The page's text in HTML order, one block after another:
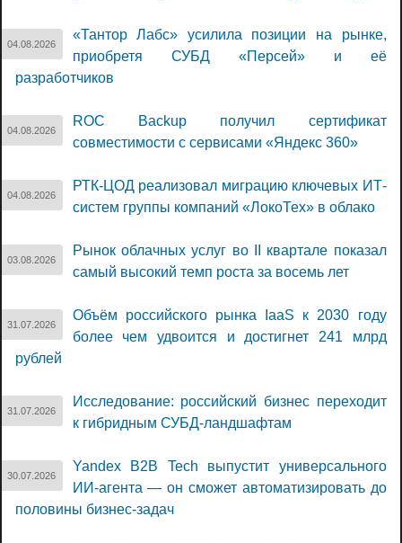
04.08.2026
«Тантор Лабс» усилила позиции на рынке,
приобретя СУБД «Персей» и её
разработчиков
04.08.2026
ROC Backup получил сертификат
совместимости с сервисами «Яндекс 360»
04.08.2026
РТК-ЦОД реализовал миграцию ключевых ИТ-
систем группы компаний «ЛокоТех» в облако
03.08.2026
Рынок облачных услуг во II квартале показал
самый высокий темп роста за восемь лет
31.07.2026
Объём российского рынка IaaS к 2030 году
более чем удвоится и достигнет 241 млрд
рублей
31.07.2026
Исследование: российский бизнес переходит
к гибридным СУБД-ландшафтам
30.07.2026
Yandex B2B Tech выпустит универсального
ИИ-агента — он сможет автоматизировать до
половины бизнес-задач